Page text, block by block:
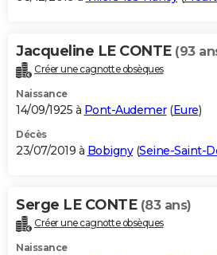
Jacqueline LE CONTE (93
Créer une cagnotte obsèques
Naissance
14/09/1925 à Pont-Audemer(Eure)
Décès
23/07/2019 à Bobigny(Seine-Saint-
Serge LE CONTE (83 ans)
Créer une cagnotte obsèques
Naissance